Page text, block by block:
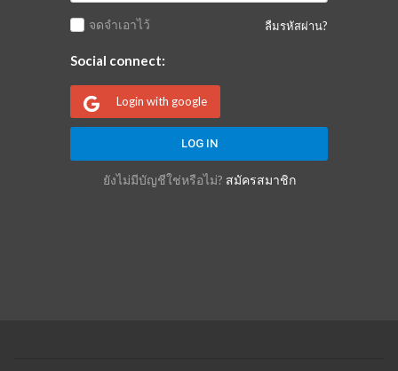
ลืมรหัสผ่าน?
จดจำเอาไว้
Social connect:
Login with google
ยังไม่มีบัญชีใช่หรือไม่? สมัครสมาชิก